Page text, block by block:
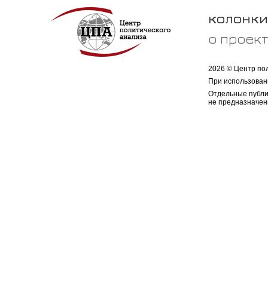
колонки
о
2026 © Центр
При
Отдельные
не